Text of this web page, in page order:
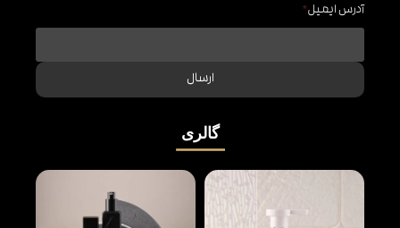
گالری
آدرس ایمیل*
ارسال